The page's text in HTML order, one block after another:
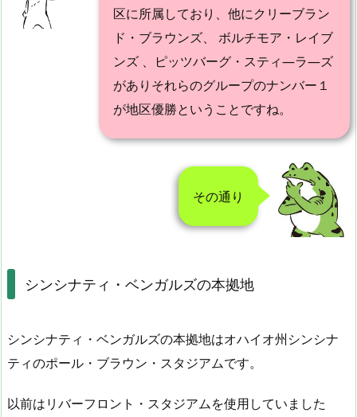
区に所属しており、他にクリーブラン
ド・ブラウンズ、 ボルチモア・レイブ
ンズ 、ピッツバーグ・スティ―ラ―ズ
がありそれらのグループのナンバー１
が地区優勝ということですね。
その通り
シンシナティ・ベンガルズの本拠地
シンシナティ・ベンガルズの本拠地はオハイオ州シンシナ
ティのポール・ブラウン・スタジアムです。
以前はリバーフロント・スタジアムを使用していました